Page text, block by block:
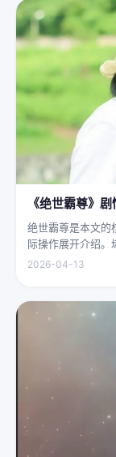
《绝世霸尊》
绝世霸尊是本文的
际操作展开介绍。
人间界最后一道
2026-04-13